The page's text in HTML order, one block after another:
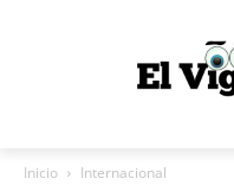
Inicio Internacional